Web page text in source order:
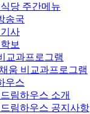
당 주간메뉴
송국
사
보
교과프로그램
움 비교과프로그램
우스
림하우스 소개
림하우스 공지사항